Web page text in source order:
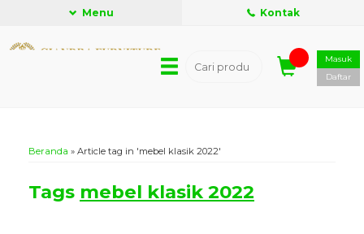
Menu Kontak
Masuk
Daftar
Beranda » Article tag in 'mebel klasik 2022'
Tags mebel klasik 2022